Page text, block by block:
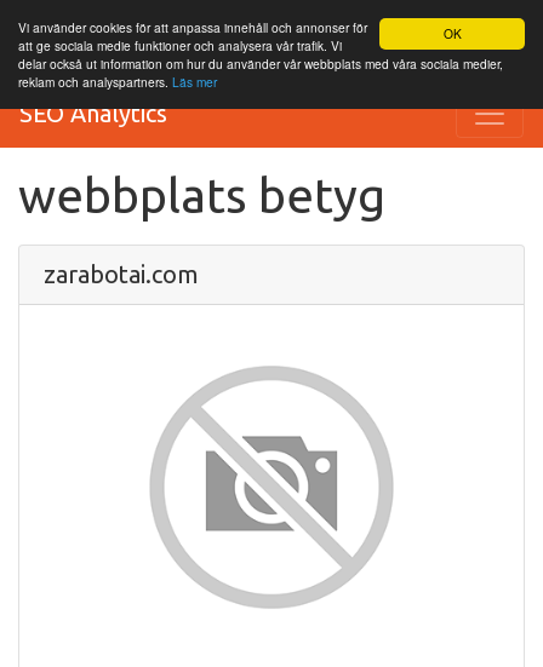
OK
Vi använder cookies för att anpassa innehåll och annonser för
att ge sociala medie funktioner och analysera vår trafik. Vi
delar också ut information om hur du använder vår webbplats med våra sociala medier,
reklam och analyspartners. Läs mer
SEO Analytics
webbplats betyg
zarabotai.com